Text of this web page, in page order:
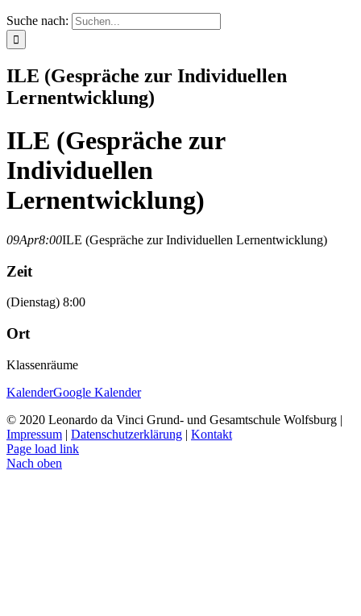
Suche nach:
ILE (Gespräche zur Individuellen
Lernentwicklung)
ILE (Gespräche zur
Individuellen
Lernentwicklung)
09Apr8:00ILE (Gespräche zur Individuellen Lernentwicklung)
Zeit
(Dienstag) 8:00
Ort
Klassenräume
KalenderGoogle Kalender
© 2020 Leonardo da Vinci Grund- und Gesamtschule Wolfsburg |
Impressum | Datenschutzerklärung | Kontakt
Page load link
Nach oben